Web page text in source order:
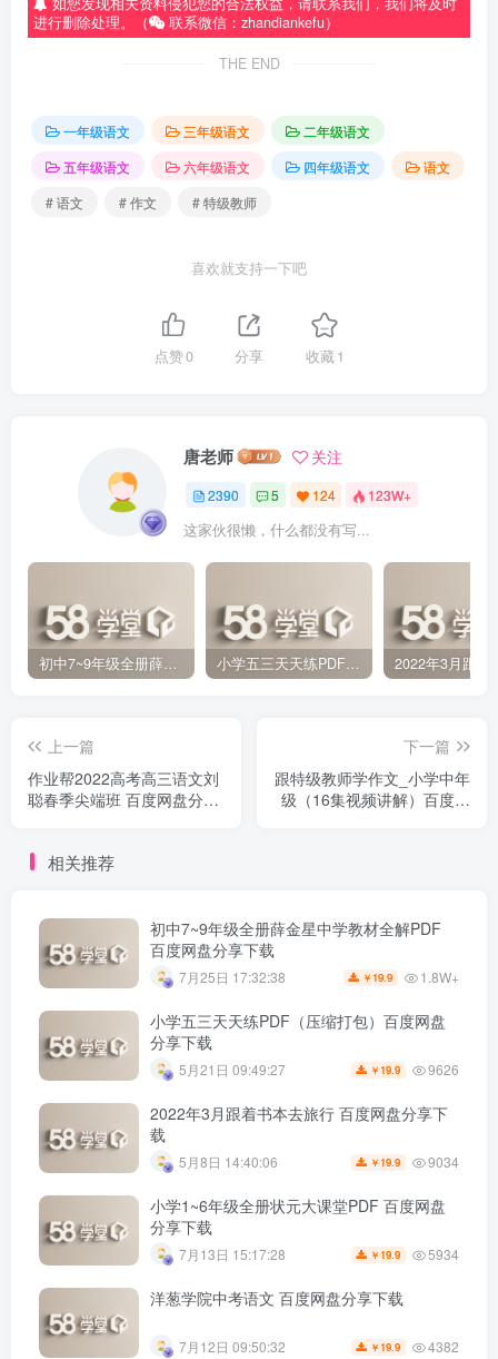
进行删除处理。（
联系微信：zhandiankefu）
THE END
一年级语文 三年级语文
二年级语文
五年级语文
六年级语文 四年级语文
语文
# 语文
# 作文 # 特级教师
喜欢就支持一下吧
点赞0 分享 收藏1
唐老师 关注
2390 5 124 123W+
这家伙很懒，什么都没有写...
初中7~9年级全册薛金星中学教材全解PDF 百度网盘分享下载 小学五三天天练PDF（压缩打包）百度网盘分享下载
上一篇
作业帮2022高考高三语文刘
聪春季尖端班 百度网盘分享
下一篇
跟特级教师学作文_小学中年
级（16集视频讲解）百度网
相关推荐
初中7~9年级全册薛金星中学教材全解PDF
百度网盘分享下载
7月25日 17:32:38 ￥ 19.9 1.8W+
小学五三天天练PDF（压缩打包）百度网盘
分享下载
5月21日 09:49:27 ￥ 19.9 9626
2022年3月跟着书本去旅行 百度网盘分享下
载
5月8日 14:40:06 ￥ 19.9 9034
小学1~6年级全册状元大课堂PDF 百度网盘
分享下载
7月13日 15:17:28 ￥ 19.9 5934
洋葱学院中考语文 百度网盘分享下载
7月12日 09:50:32 ￥ 19.9 4382